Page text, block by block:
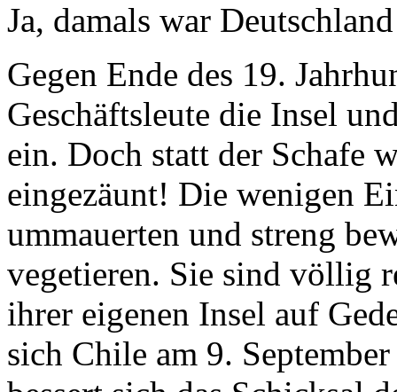
Gegen Ende des 19.
Geschäftsleute die Insel
ein. Doch statt der Schafe
eingezäunt! Die wenigen
ummauerten und streng
vegetieren. Sie sind völlig
ihrer eigenen Insel auf
sich Chile am 9.
bessert sich das Schicksal
Insel ist nun